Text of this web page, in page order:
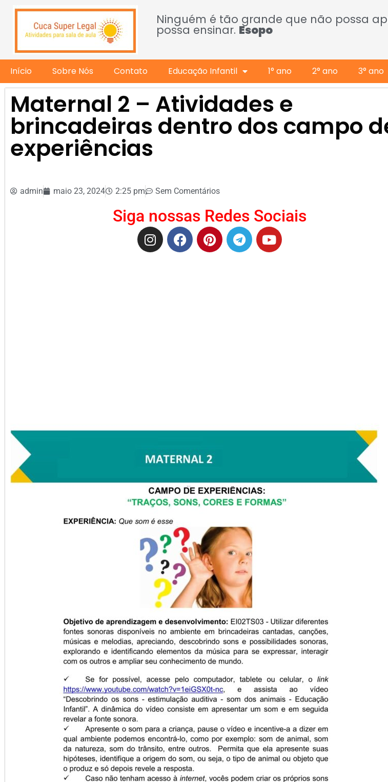
Ninguém é tão grande que não possa
possa ensinar. Esopo
Início Sobre Nós Contato Educação Infantil 1° ano 2° ano 3° ano
Maternal 2 – Atividades e
brincadeiras dentro dos campo
experiências
admin maio 23, 2024 2:25 pm Sem Comentários
Siga nossas Redes Sociais